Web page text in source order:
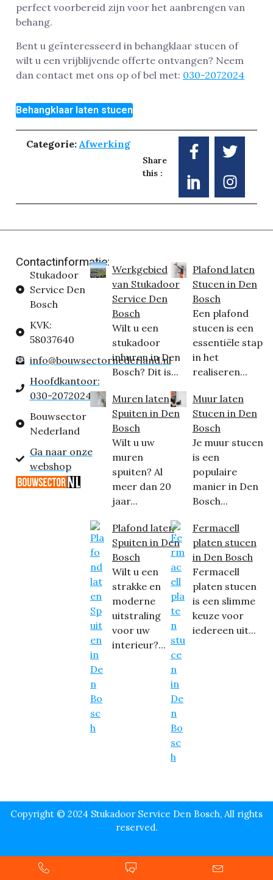
perfect voorbereid zijn voor het aanbrengen van
behang.
Bent u geïnteresseerd in behangklaar stucen of
wilt u een vrijblijvende offerte ontvangen? Neem
dan contact met ons op of bel met: 030-2072024
Behangklaar laten stucen
Categorie: Afwerking
Share
this :
Contactinformatie:
Stukadoor
Service Den
Bosch
KVK:
58037640
info@bouwsectornederland.nl
Hoofdkantoor:
030-2072024
Bouwsector
Nederland
Ga naar onze
webshop
Werkgebied
van Stukadoor
Service Den
Bosch
Wilt u een
stukadoor
inhuren in Den
Bosch? Dit is...
Muren laten
Spuiten in Den
Bosch
Wilt u uw
muren
spuiten? Al
meer dan 20
jaar...
Plafond laten
Spuiten in Den
Bosch
Wilt u een
strakke en
moderne
uitstraling
voor uw
interieur?...
Plafond laten
Stucen in Den
Bosch
Een plafond
stucen is een
essentiële stap
in het
realiseren...
Muur laten
Stucen in Den
Bosch
Je muur stucen
is een
populaire
manier in Den
Bosch...
Fermacell
platen stucen
in Den Bosch
Fermacell
platen stucen
is een slimme
keuze voor
iedereen uit...
Copyright © 2024 Stukadoor Service Den Bosch, All rights
reserved.